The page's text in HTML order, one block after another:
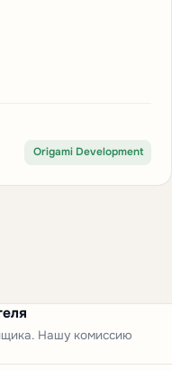
Origami Development
Нашу комиссию